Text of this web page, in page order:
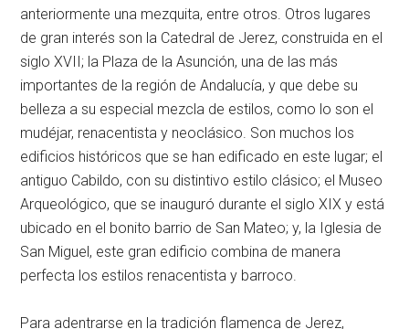
anteriormente una mezquita, entre otros. Otros lugares
de gran interés son la Catedral de Jerez, construida en el
siglo XVII; la Plaza de la Asunción, una de las más
importantes de la región de Andalucía, y que debe su
belleza a su especial mezcla de estilos, como lo son el
mudéjar, renacentista y neoclásico. Son muchos los
edificios históricos que se han edificado en este lugar; el
antiguo Cabildo, con su distintivo estilo clásico; el Museo
Arqueológico, que se inauguró durante el siglo XIX y está
ubicado en el bonito barrio de San Mateo; y, la Iglesia de
San Miguel, este gran edificio combina de manera
perfecta los estilos renacentista y barroco.
Para adentrarse en la tradición flamenca de Jerez,